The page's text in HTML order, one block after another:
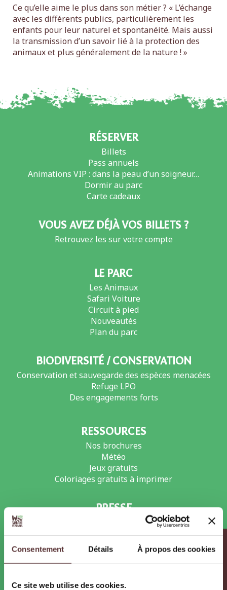
Consentement Détails À propos des cookies
Ce site web utilise des cookies.
Ce qu’elle aime le plus dans son métier ? « L’échange
avec les différents publics, particulièrement les
enfants pour leur naturel et spontanéité. Mais aussi
la transmission d’un savoir lié à la protection des
animaux et plus généralement de la nature ! »
RÉSERVER
Billets
Pass annuels
Animations VIP : dans la peau d’un soigneur…
Dormir au parc
Carte cadeaux
VOUS AVEZ DÉJÀ VOS BILLETS ?
Retrouvez les sur votre compte
LE PARC
Les Animaux
Safari Voiture
Circuit à pied
Nouveautés
Plan du parc
BIODIVERSITÉ / CONSERVATION
Conservation et sauvegarde des espèces menacées
Refuge LPO
Des engagements forts
RESSOURCES
Nos brochures
Météo
Jeux gratuits
Coloriages gratuits à imprimer
PRESSE
Dossiers et communiqués de presse
Photos et Vidéos
Actualités
Agenda
Infos pratiques